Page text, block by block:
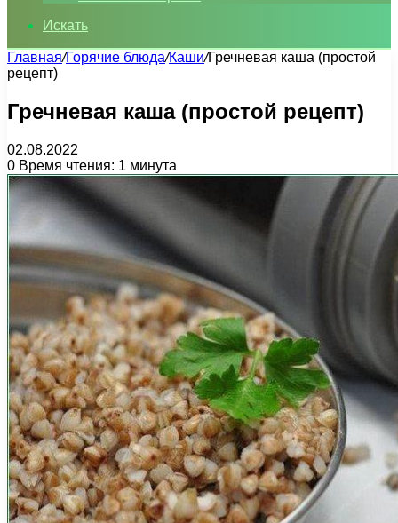
Искать
Главная/Горячие блюда/Каши/Гречневая каша (простой
рецепт)
Гречневая каша (простой рецепт)
02.08.2022
0 Время чтения: 1 минута